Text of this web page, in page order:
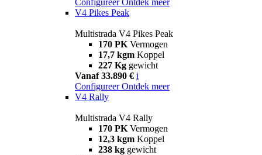
V4 Pikes Peak
Multistrada V4 Pikes Peak
170 PK Vermogen
17,7 kgm Koppel
227 Kg gewicht
Vanaf 33.890 € i
Configureer Ontdek meer
V4 Rally
Multistrada V4 Rally
170 PK Vermogen
12,3 kgm Koppel
238 kg gewicht